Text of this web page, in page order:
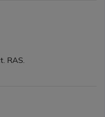
RAS.